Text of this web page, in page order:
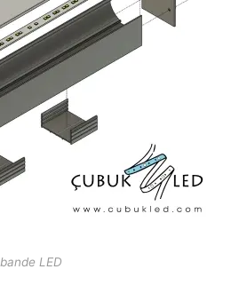
constant LED
LED
LED en aluminium
LED en plastique
contrôle d'éclairage
LED
LED